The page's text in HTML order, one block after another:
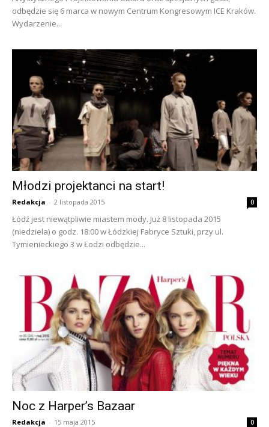
odbędzie się 6 marca w nowym Centrum Kongresowym ICE Kraków.
Wydarzenie...
Młodzi projektanci na start!
Redakcja - 2 listopada 2015 0
Łódź jest niewątpliwie miastem mody. Już 8 listopada 2015
(niedziela) o godz. 18:00 w Łódzkiej Fabryce Sztuki, przy ul.
Tymienieckiego 3 w Łodzi odbędzie...
Noc z Harper’s Bazaar
Redakcja - 15 maja 2015 0